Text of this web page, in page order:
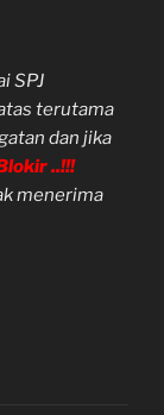
SPJ
terutama
dan jika
..!!!
menerima